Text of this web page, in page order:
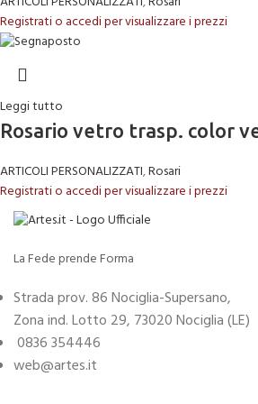
Registrati o accedi per visualizzare i prezzi
Leggi tutto
Rosario vetro trasp. color
ARTICOLI PERSONALIZZATI,Rosari
Registrati o accedi per visualizzare i prezzi
La Fede prende Forma
Strada prov. 86 Nociglia-Supersano,
Zona ind. Lotto 29, 73020 Nociglia (LE)
0836 354446
web@artes.it